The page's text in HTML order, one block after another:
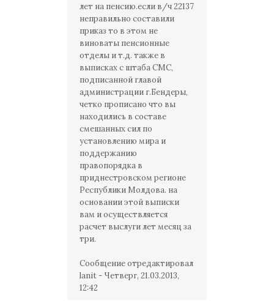
лет на пенсию.если в/ч 22137
неправильно составили
приказ то в этом не
виноваты пенсионные
отделы и т.д. также в
выписках с штаба СМС,
подписанной главой
администрации г.Бендеры,
четко прописано что вы
находились в составе
смешанных сил по
установлению мира и
поддержанию
правопорядка в
приднестровском регионе
Республики Молдова. на
основании этой выписки
вам и осуществляется
расчет выслуги лет месяц за
три.
Сообщение отредактировал
lanit - Четверг, 21.03.2013,
12:42